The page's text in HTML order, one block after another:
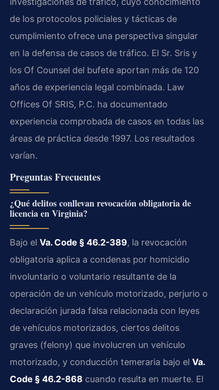
de los protocolos policiales y tácticas de
cumplimiento ofrece una perspectiva singular
en la defensa de casos de tráfico. El Sr. Sris y
los Of Counsel del bufete aportan más de 120
años de experiencia legal combinada. Law
Offices Of SRIS, P.C. ha documentado
experiencia comprobada de casos en todas las
áreas de práctica desde 1997. Los resultados
varían.
Preguntas Frecuentes
¿Qué delitos conllevan revocación obligatoria de
licencia en Virginia?
Bajo el Va. Code § 46.2-389, la revocación
obligatoria aplica a condenas por homicidio
involuntario o voluntario resultante de la
operación de un vehículo motorizado, perjurio o
declaración jurada falsa relacionada con leyes
de vehículos motorizados, ciertos delitos
graves (felony) que involucren un vehículo
motorizado, y conducción temeraria bajo el Va.
Code § 46.2-868 cuando resulta en muerte. El